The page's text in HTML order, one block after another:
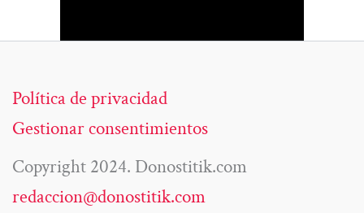
Política de privacidad
Gestionar consentimientos
Copyright 2024. Donostitik.com
redaccion@donostitik.com